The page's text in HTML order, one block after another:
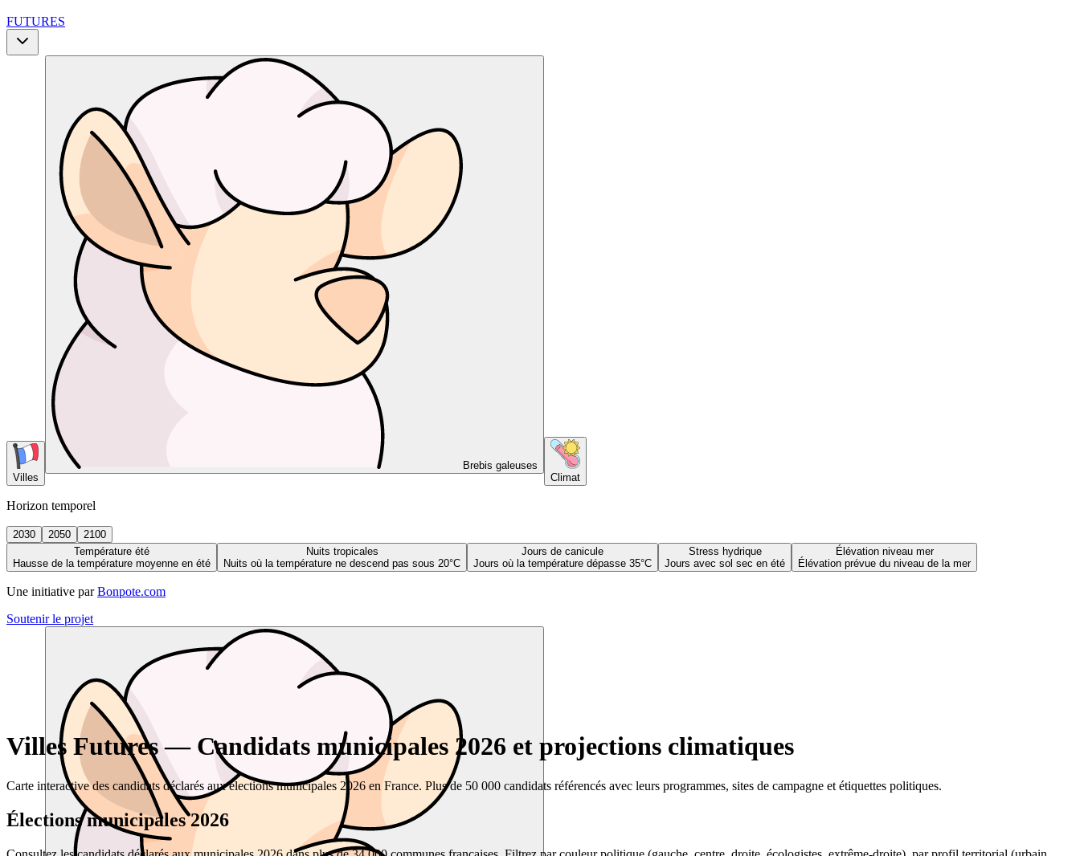
FUTURES
Villes
Brebis galeuses
Climat
Horizon temporel
2030 2050
2100
Température été
Hausse de la température moyenne en été
Nuits tropicales
Nuits où la température ne descend pas sous 20°C
Jours de canicule
Jours où la température dépasse 35°C
Stress hydrique
Jours avec sol sec en été
Élévation niveau mer
Élévation prévue du niveau de la mer
Une initiative par Bonpote.com
Soutenir le projet
Villes Futures — Candidats municipales 2026 et projections climatiques
Carte interactive des candidats déclarés aux élections municipales 2026 en France. Plus de 50 000 candidats référencés avec leurs programmes, sites de campagne et étiquettes politiques.
Élections municipales 2026